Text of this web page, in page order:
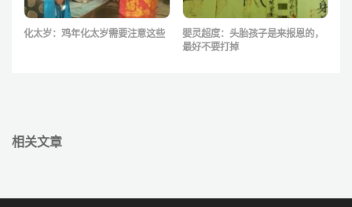
化太岁：鸡年化太岁需要注意这些
婴灵超度：头胎孩子是来报恩的，
最好不要打掉
相关文章